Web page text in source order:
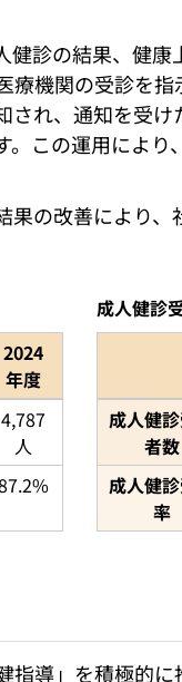
健診の結果、健
機関の受診を
れ、通知を受
この運用によ
の改善により
した表
2024
年度
4,787
人
成人健診
成人健
成人健
者数
成人健
率
導」を積極的